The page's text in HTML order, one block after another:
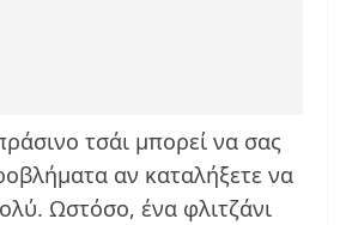
τσάι μπορεί να σας
αν καταλήξετε να
Ωστόσο, ένα φλιτζάνι